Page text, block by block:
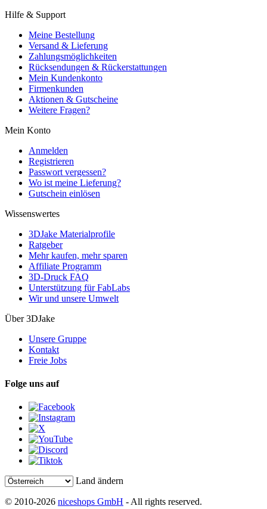
Hilfe & Support
Meine Bestellung
Versand & Lieferung
Zahlungsmöglichkeiten
Rücksendungen & Rückerstattungen
Mein Kundenkonto
Firmenkunden
Aktionen & Gutscheine
Weitere Fragen?
Mein Konto
Anmelden
Registrieren
Passwort vergessen?
Wo ist meine Lieferung?
Gutschein einlösen
Wissenswertes
3DJake Materialprofile
Ratgeber
Mehr kaufen, mehr sparen
Affiliate Programm
3D-Druck FAQ
Unterstützung für FabLabs
Wir und unsere Umwelt
Über 3DJake
Unsere Gruppe
Kontakt
Freie Jobs
Folge uns auf
Land ändern
© 2010-2026 niceshops GmbH - All rights reserved.